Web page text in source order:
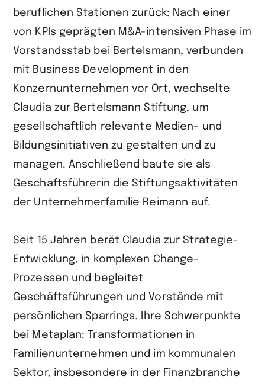
beruflichen Stationen zurück: Nach einer
von KPIs geprägten M&A-intensiven Phase im
Vorstandsstab bei Bertelsmann, verbunden
mit Business Development in den
Konzernunternehmen vor Ort, wechselte
Claudia zur Bertelsmann Stiftung, um
gesellschaftlich relevante Medien- und
Bildungsinitiativen zu gestalten und zu
managen. Anschließend baute sie als
Geschäftsführerin die Stiftungsaktivitäten
der Unternehmerfamilie Reimann auf.
Seit 15 Jahren berät Claudia zur Strategie-
Entwicklung, in komplexen Change-
Prozessen und begleitet
Geschäftsführungen und Vorstände mit
persönlichen Sparrings. Ihre Schwerpunkte
bei Metaplan: Transformationen in
Familienunternehmen und im kommunalen
Sektor, insbesondere in der Finanzbranche